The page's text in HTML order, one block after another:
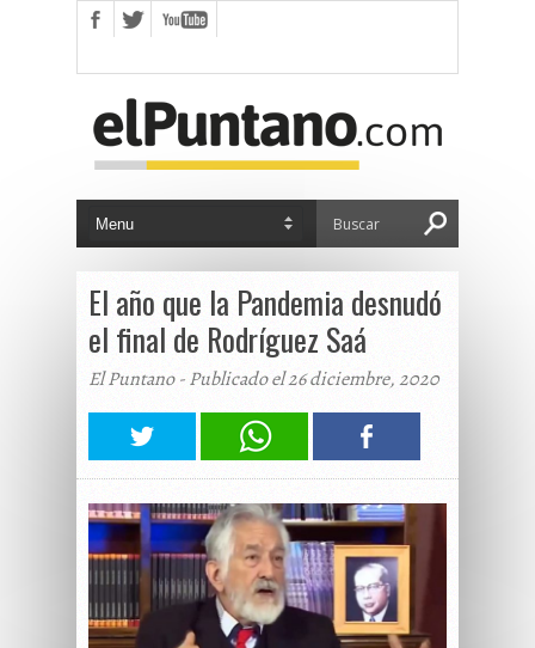
El año que la Pandemia desnudó
el final de Rodríguez Saá
El Puntano - Publicado el 26 diciembre, 2020